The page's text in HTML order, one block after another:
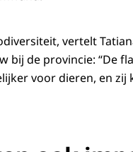
vertelt
de provincie: “De
voor dieren, en